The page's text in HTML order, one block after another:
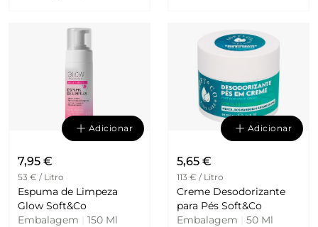
Adicionar
7,95 €
53 € / Litro
Espuma de Limpeza
Glow Soft&Co
Embalagem
150 Ml
Adicionar
5,65 €
113 € / Litro
Creme Desodorizante
para Pés Soft&Co
Embalagem
50 Ml